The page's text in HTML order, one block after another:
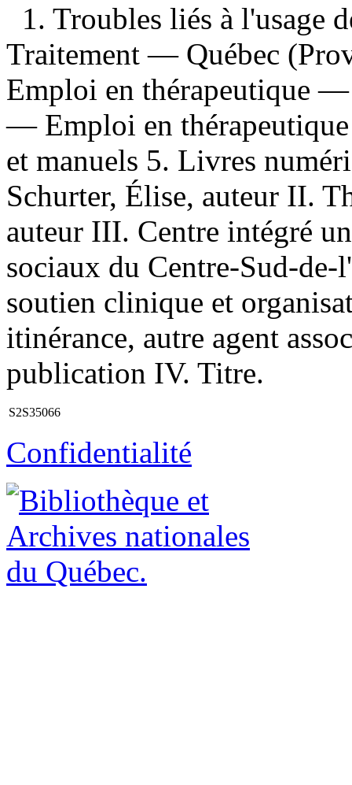
1. Troubles liés à l'usage
Traitement — Québec
Emploi en thérapeutique
— Emploi en
et manuels 5. Livres
Schurter, Élise, auteur II.
auteur III. Centre intégré
sociaux du Centre-Sud-
soutien clinique et
itinérance, autre agent
publication IV. Titre.
S2S35066
Confidentialité